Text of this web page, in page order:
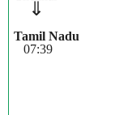
⇓
Tamil Nadu
07:39